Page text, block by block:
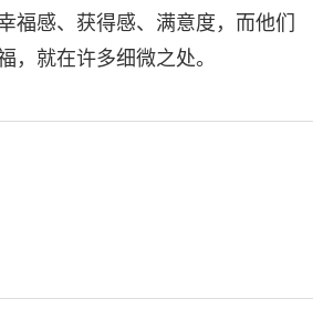
福感、获得感、满意度，而他们
，就在许多细微之处。